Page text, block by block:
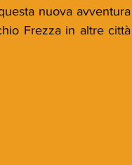
nuova avventura
Frezza in altre città